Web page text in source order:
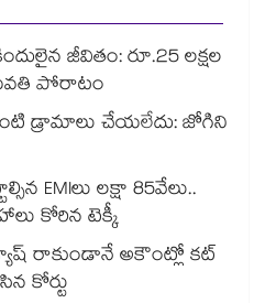
జీవితం: రూ.25 లక్షల
పోరాటం
డ్రామాలు చేయలేదు: జోగిని
EMIలు లక్షా 85వేలు..
కోరిన టెక్కీ
క్యాష్ రాకుండానే అకౌంట్లో కట్
కోర్టు